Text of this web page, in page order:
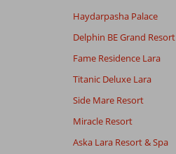
Haydarpasha Palace
Delphin BE Grand Resort
Fame Residence Lara
Titanic Deluxe Lara
Side Mare Resort
Miracle Resort
Aska Lara Resort & Spa